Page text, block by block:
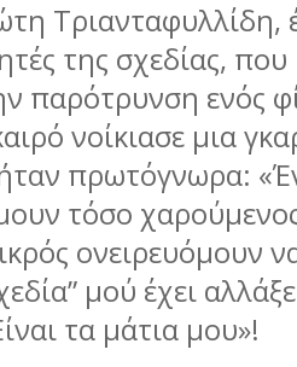
Τριανταφυλλίδη,
της σχεδίας,
παρότρυνση ενός
νοίκιασε µια
πρωτόγνωρα:
τόσο
ονειρευόµουν
µού έχει
τα µάτια µου»!